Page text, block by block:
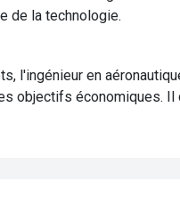
de la technologie.
l'ingénieur en
objectifs économiques.